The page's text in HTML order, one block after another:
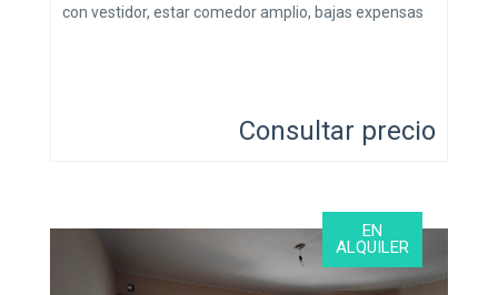
con vestidor, estar comedor amplio, bajas expensas
Consultar precio
EN
ALQUILER